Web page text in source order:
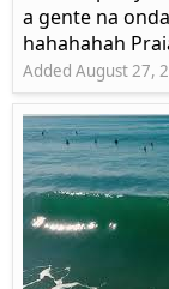
a gente na
hahahahah
Added August 27,